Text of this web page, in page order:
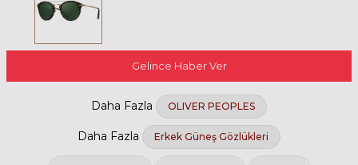
Gelince Haber Ver
Daha Fazla OLIVER PEOPLES
Daha Fazla Erkek Güneş Gözlükleri